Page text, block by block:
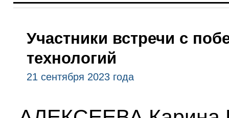
Участники встречи с
технологий
21 сентября 2023 года